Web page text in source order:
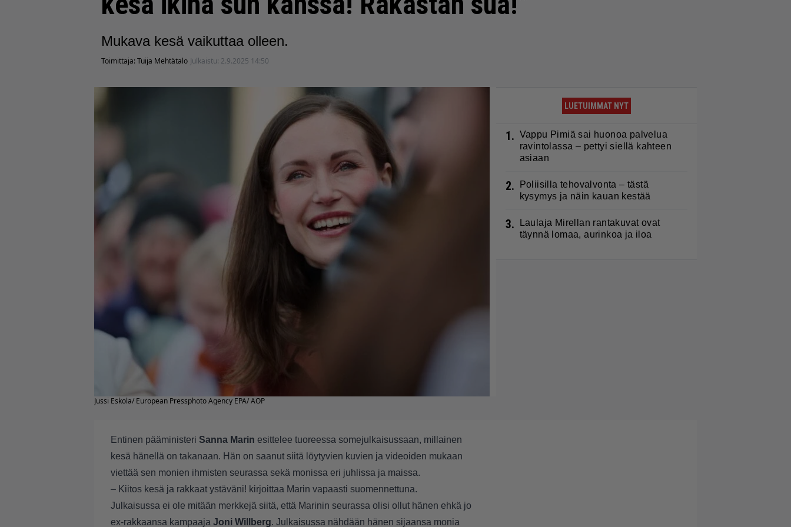
Mukava kesä vaikuttaa olleen.
Toimittaja:Tuija Mehtätalo Julkaistu: 2.9.2025 14:50
Jussi Eskola/ European Pressphoto Agency EPA/ AOP
LUETUIMMAT NYT
1. Vappu Pimiä sai huonoa palvelua
ravintolassa – pettyi siellä kahteen
asiaan
2.
Poliisilla tehovalvonta – tästä
kysymys ja näin kauan kestää
3.
Laulaja Mirellan rantakuvat ovat
täynnä lomaa, aurinkoa ja iloa
Entinen pääministeri Sanna Marin esittelee tuoreessa somejulkaisussaan, millainen
kesä hänellä on takanaan. Hän on saanut siitä löytyvien kuvien ja videoiden mukaan
viettää sen monien ihmisten seurassa sekä monissa eri juhlissa ja maissa.
– Kiitos kesä ja rakkaat ystäväni! kirjoittaa Marin vapaasti suomennettuna.
Julkaisussa ei ole mitään merkkejä siitä, että Marinin seurassa olisi ollut hänen ehkä jo
ex-rakkaansa kampaaja Joni Willberg. Julkaisussa nähdään hänen sijaansa monia